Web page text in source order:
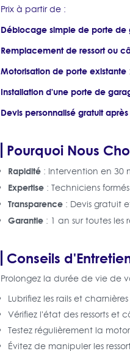
Prix à partir de :
Déblocage simple de porte de
Remplacement de ressort ou
Motorisation de porte existante
Installation d'une porte de
Devis personnalisé gratuit
Pourquoi Nous
Rapidité: Intervention en 30
Expertise: Techniciens
Transparence: Devis gratuit
Garantie: 1 an sur toutes les
Conseils
Prolongez la durée de vie de
Lubrifiez les rails et
Vérifiez l'état des ressorts et
Testez régulièrement la
Évitez de manipuler les